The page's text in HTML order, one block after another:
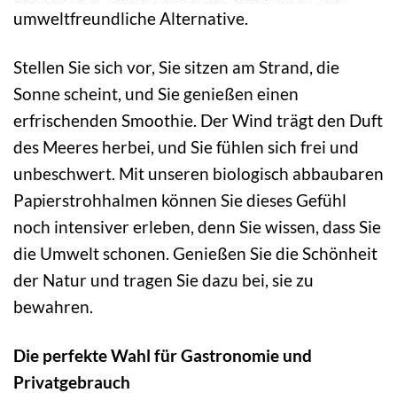
umweltfreundliche Alternative.
Stellen Sie sich vor, Sie sitzen am Strand, die
Sonne scheint, und Sie genießen einen
erfrischenden Smoothie. Der Wind trägt den Duft
des Meeres herbei, und Sie fühlen sich frei und
unbeschwert. Mit unseren biologisch abbaubaren
Papierstrohhalmen können Sie dieses Gefühl
noch intensiver erleben, denn Sie wissen, dass Sie
die Umwelt schonen. Genießen Sie die Schönheit
der Natur und tragen Sie dazu bei, sie zu
bewahren.
Die perfekte Wahl für Gastronomie und
Privatgebrauch